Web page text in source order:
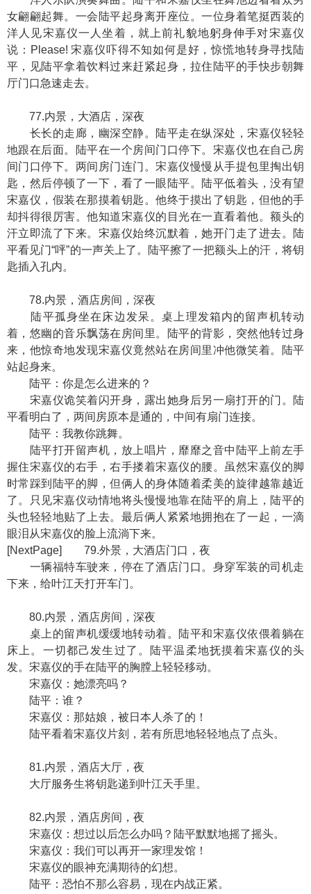
女翩翩起舞。一会陆平起身离开座位。一位身着笔挺西装的
洋人见宋嘉仪一人坐着，就上前礼貌地躬身伸手对宋嘉仪
说：Please! 宋嘉仪吓得不知如何是好，惊慌地转身寻找陆
平，见陆平拿着饮料过来赶紧起身，拉住陆平的手快步朝舞
厅门口急速走去。
77.内景，大酒店，深夜
长长的走廊，幽深空静。陆平走在纵深处，宋嘉仪轻轻
地跟在后面。陆平在一个房间门口停下。宋嘉仪也在自己房
间门口停下。两间房门连门。宋嘉仪慢慢从手提包里掏出钥
匙，然后停顿了一下，看了一眼陆平。陆平低着头，没有望
宋嘉仪，假装在那摸着钥匙。他终于摸出了钥匙，但他的手
却抖得很厉害。他知道宋嘉仪的目光在一直看着他。额头的
汗立即流了下来。宋嘉仪始终沉默着，她开门走了进去。陆
平看见门“呯”的一声关上了。陆平擦了一把额头上的汗，将钥
匙插入孔内。
78.内景，酒店房间，深夜
陆平孤身坐在床边发呆。桌上理发箱内的留声机转动
着，悠幽的音乐飘荡在房间里。陆平的背影，突然他转过身
来，他惊奇地发现宋嘉仪竟然站在房间里冲他微笑着。陆平
站起身来。
陆平：你是怎么进来的？
宋嘉仪诡笑着闪开身，露出她身后另一扇打开的门。陆
平看明白了，两间房原本是通的，中间有扇门连接。
陆平：我教你跳舞。
陆平打开留声机，放上唱片，靡靡之音中陆平上前左手
握住宋嘉仪的右手，右手搂着宋嘉仪的腰。虽然宋嘉仪的脚
时常踩到陆平的脚，但俩人的身体随着柔美的旋律越靠越近
了。只见宋嘉仪动情地将头慢慢地靠在陆平的肩上，陆平的
头也轻轻地贴了上去。最后俩人紧紧地拥抱在了一起，一滴
眼泪从宋嘉仪的脸上流淌下来。
[NextPage] 79.外景，大酒店门口，夜
一辆福特车驶来，停在了酒店门口。身穿军装的司机走
下来，给叶江天打开车门。
80.内景，酒店房间，深夜
桌上的留声机缓缓地转动着。陆平和宋嘉仪依偎着躺在
床上。一切都己发生过了。陆平温柔地抚摸着宋嘉仪的头
发。宋嘉仪的手在陆平的胸膛上轻轻移动。
宋嘉仪：她漂亮吗？
陆平：谁？
宋嘉仪：那姑娘，被日本人杀了的！
陆平看着宋嘉仪片刻，若有所思地轻轻地点了点头。
81.内景，酒店大厅，夜
大厅服务生将钥匙递到叶江天手里。
82.内景，酒店房间，夜
宋嘉仪：想过以后怎么办吗？陆平默默地摇了摇头。
宋嘉仪：我们可以再开一家理发馆！
宋嘉仪的眼神充满期待的幻想。
陆平：恐怕不那么容易，现在内战正紧。